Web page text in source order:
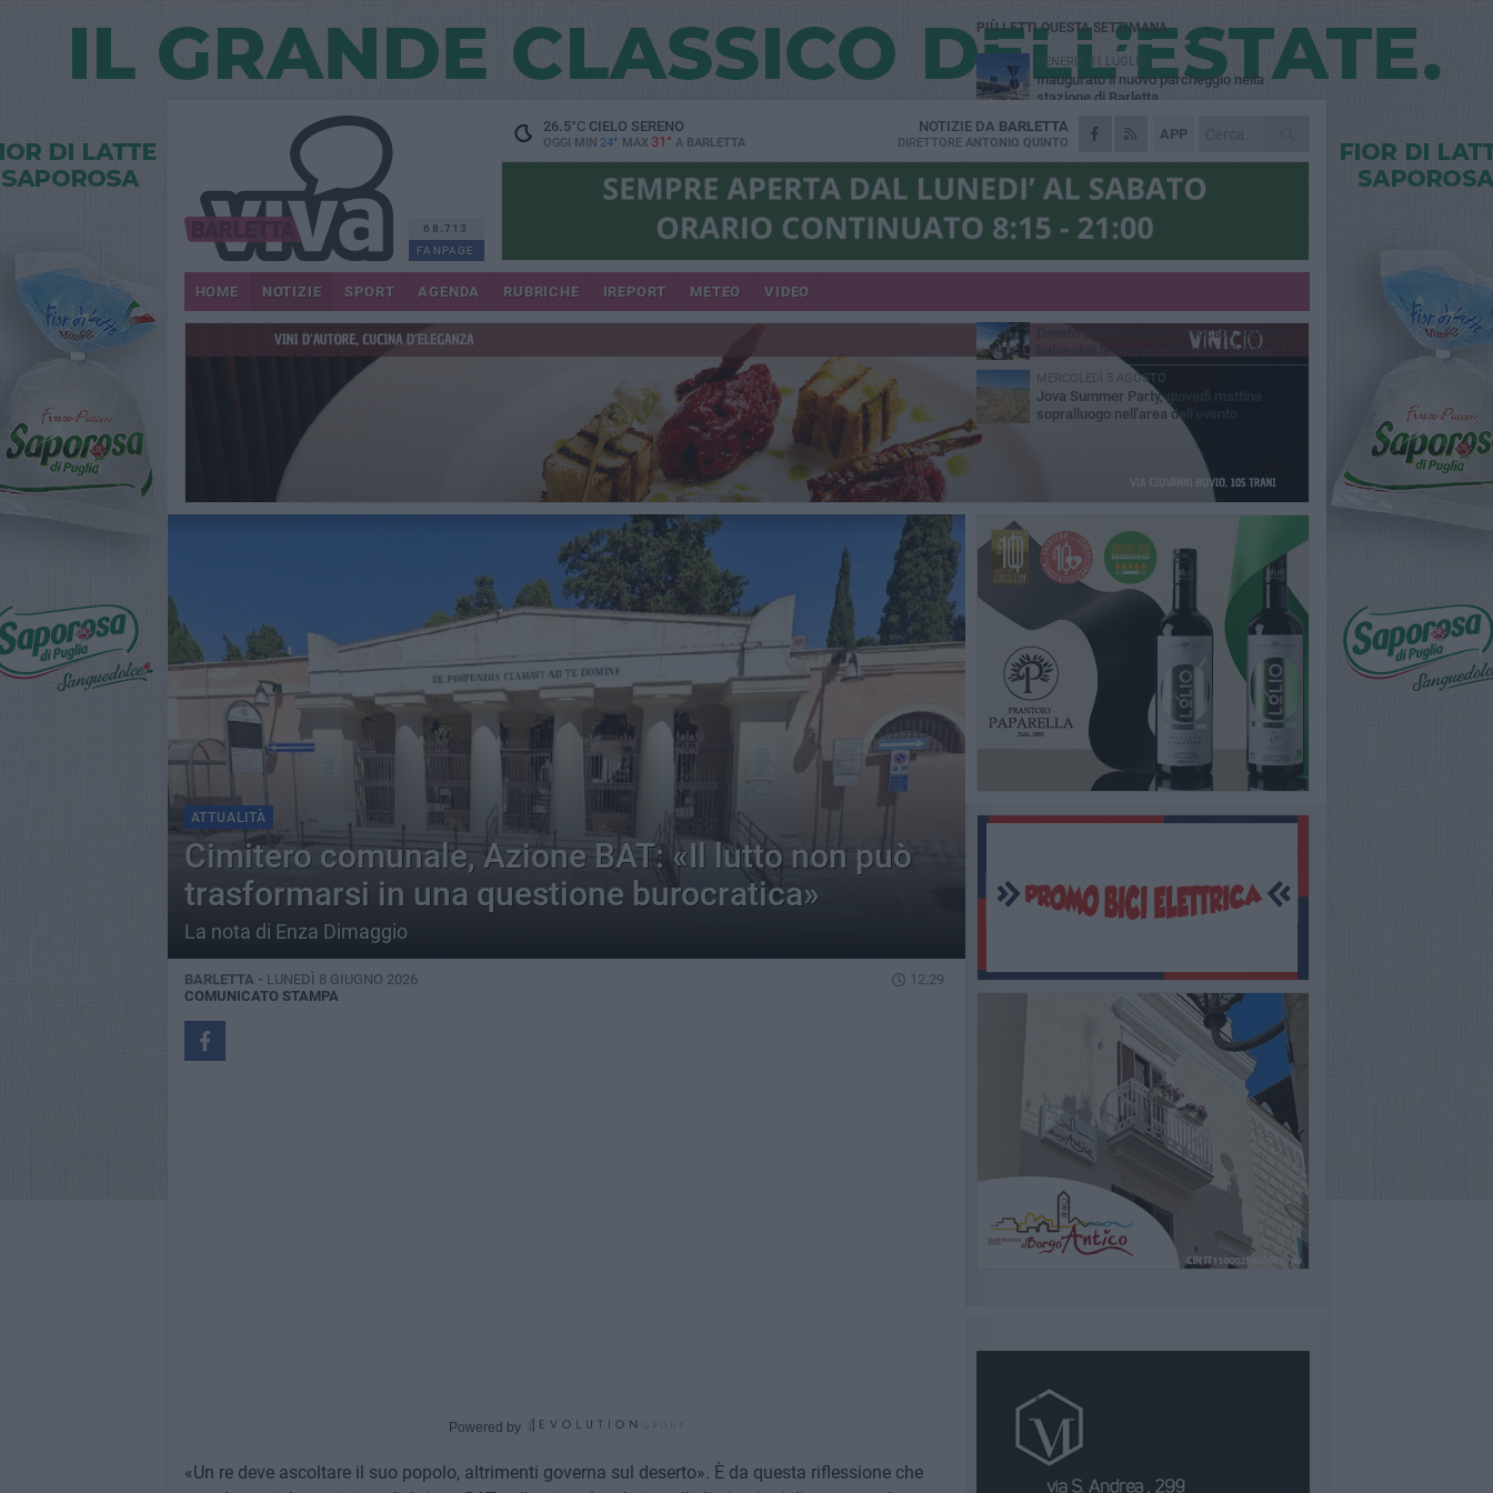
68.713
FANPAGE
26.5°CCIELO SERENO
OGGI MIN 24° MAX 31° A BARLETTA
APP
NOTIZIE DA BARLETTA
DIRETTORE ANTONIO QUINTO
HOME NOTIZIE SPORT AGENDA RUBRICHE IREPORT METEO VIDEO
ATTUALITÀ
Cimitero comunale, Azione BAT: «Il lutto non può
trasformarsi in una questione burocratica»
La nota di Enza Dimaggio
BARLETTA - LUNEDÌ 8 GIUGNO 2026
12.29
COMUNICATO STAMPA
Powered by
«Un re deve ascoltare il suo popolo, altrimenti governa sul deserto». È da questa riflessione che
PIÙ LETTI QUESTA SETTIMANA
VENERDÌ 31 LUGLIO
Inaugurato il nuovo parcheggio nella
stazione di Barletta
MERCOLEDÌ 5 AGOSTO
Barletta piange Gioacchino Dagnello:
64enne barlettano investito all'alba a Trani
GIOVEDÌ 30 LUGLIO
gioielleria, banditi in fuga
Beni confiscati alla mafia. Nasce il servizio
VENERDÌ 31 LUGLIO
Divieto di balneazione revocato, tornano
balneabili le acque antistanti il Canale H
MERCOLEDÌ 5 AGOSTO
Jova Summer Party, giovedì mattina
sopralluogo nell'area dell'evento